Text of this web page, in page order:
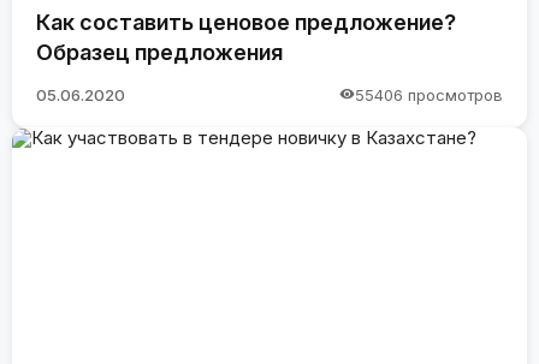
Как составить ценовое предложение?
Образец предложения
05.06.2020 55406 просмотров